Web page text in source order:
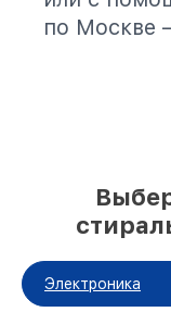
по Москве
Электроника